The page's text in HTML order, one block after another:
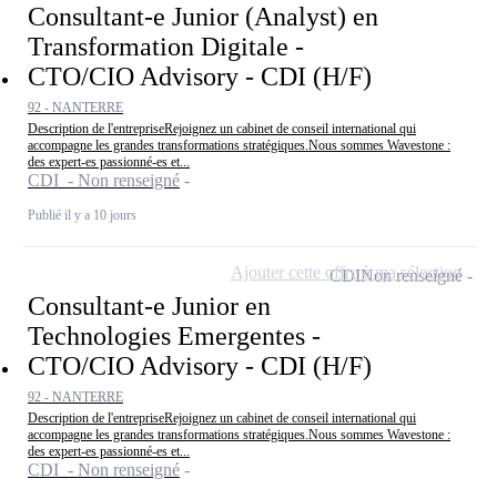
Consultant-e Junior (Analyst) en
Transformation Digitale -
CTO/CIO Advisory - CDI (H/F)
92 - NANTERRE
Description de l'entrepriseRejoignez un cabinet de conseil international qui
accompagne les grandes transformations stratégiques.Nous sommes Wavestone :
des expert-es passionné-es et...
CDI - Non renseigné
Publié il y a 10 jours
Consultant-e Junior en
Technologies Emergentes -
CTO/CIO Advisory - CDI (H/F)
92 - NANTERRE
Description de l'entrepriseRejoignez un cabinet de conseil international qui
accompagne les grandes transformations stratégiques.Nous sommes Wavestone :
des expert-es passionné-es et...
CDI - Non renseigné
CDINon renseigné
Ajouter cette offre à ma sélection